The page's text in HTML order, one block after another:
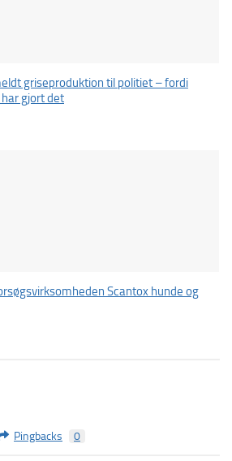
griseproduktion til politiet – fordi
gjort det
Scantox hunde og
Pingbacks 0